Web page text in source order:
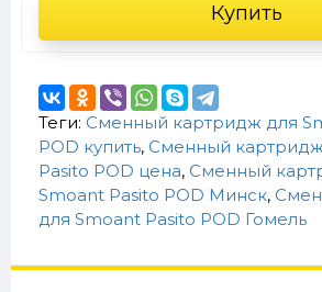
Купить
Теги: Сменный картридж для
POD купить, Сменный
Pasito POD цена, Сменный
Smoant Pasito POD Минск,
для Smoant Pasito POD Гомель